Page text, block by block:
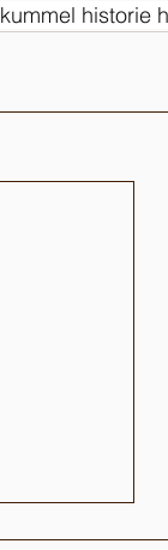
historie